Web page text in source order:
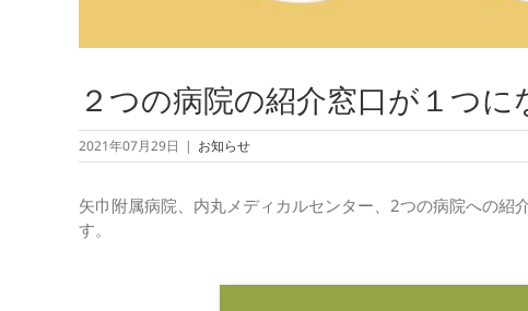
２つの病院の紹介窓口が１つに
2021年07月29日 | お知らせ
矢巾附属病院、内丸メディカルセンター、 2つの病院への紹
す。